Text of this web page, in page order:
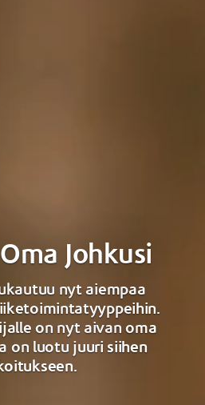
Johkusi
nyt aiempaa
on nyt aivan oma
on luotu juuri siihen